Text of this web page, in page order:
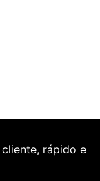
rápido e